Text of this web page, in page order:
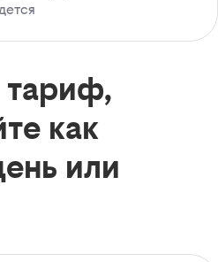
тариф,
как
или